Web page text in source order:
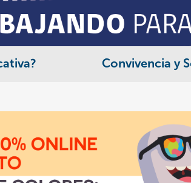
Convivencia y